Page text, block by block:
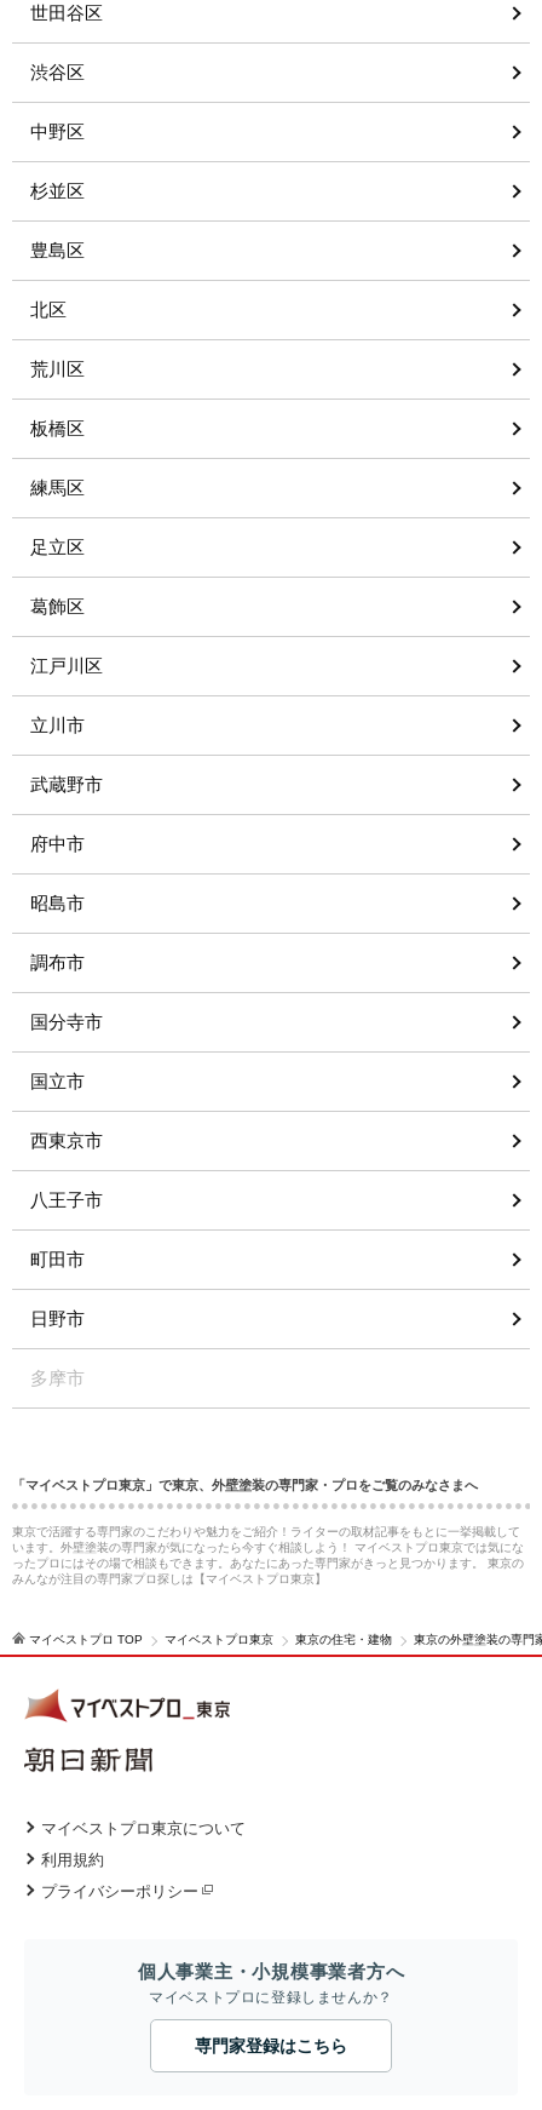
世田谷区
渋谷区
中野区
杉並区
豊島区
北区
荒川区
板橋区
練馬区
足立区
葛飾区
江戸川区
立川市
武蔵野市
府中市
昭島市
調布市
国分寺市
国立市
西東京市
八王子市
町田市
日野市
多摩市
「マイベストプロ東京」で東京、外壁塗装の専門家・プロをご覧のみなさまへ
東京で活躍する専門家のこだわりや魅力をご紹介！ライターの取材記事をもとに一挙掲載して
います。外壁塗装の専門家が気になったら今すぐ相談しよう！ マイベストプロ東京では気にな
ったプロにはその場で相談もできます。あなたにあった専門家がきっと見つかります。 東京の
みんなが注目の専門家プロ探しは【マイベストプロ東京】
マイベストプロ TOP マイベストプロ東京 東京の住宅・建物 東京の外壁塗装の専門
マイベストプロ東京について
利用規約
プライバシーポリシー
個人事業主・小規模事業者方へ
マイベストプロに登録しませんか？
専門家登録はこちら